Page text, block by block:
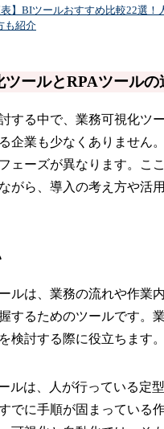
表】BIツールおすすめ比較22選！
も紹介
ツールとRPAツールの
する中で、業務可視化ツ
企業も少なくありません
ェーズが異なります。こ
がら、導入の考え方や活
ルは、業務の流れや作業
するためのツールです。
検討する際に役立ちます。
ルは、人が行っている定
でに手順が固まっている